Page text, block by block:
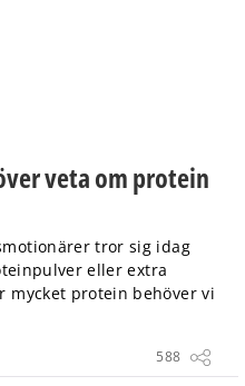
veta om protein
tror sig idag
eller extra
mycket protein behöver vi
588